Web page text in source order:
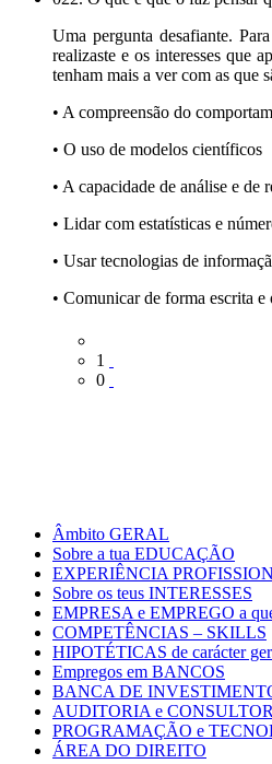
Uma pergunta desafiante.
realizaste e os interesses que
tenham mais a ver com as que
• A compreensão do
• O uso de modelos científicos
• A capacidade de análise e de
• Lidar com estatísticas e
• Usar tecnologias de
• Comunicar de forma escrita e
1
0
Âmbito GERAL
Sobre a tua EDUCAÇÃO
EXPERIÊNCIA
Sobre os teus INTERESSES
EMPRESA e EMPREGO a
COMPETÊNCIAS – SKILLS
HIPOTÉTICAS de carácter
Empregos em BANCOS
BANCA DE
AUDITORIA e
PROGRAMAÇÃO e
ÁREA DO DIREITO